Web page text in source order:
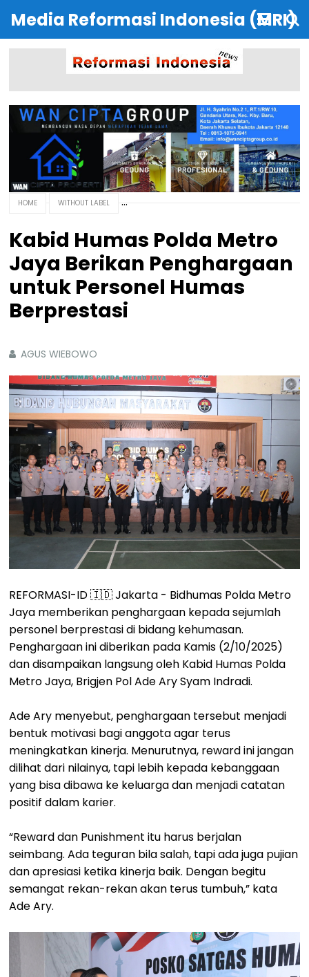
Media Reformasi Indonesia (MRI)
HOME WITHOUT LABEL
Kabid Humas Polda Metro
Jaya Berikan Penghargaan
untuk Personel Humas
Berprestasi
AGUS WIEBOWO
REFORMASI-ID 🇮🇩 Jakarta - Bidhumas Polda Metro
Jaya memberikan penghargaan kepada sejumlah
personel berprestasi di bidang kehumasan.
Penghargaan ini diberikan pada Kamis (2/10/2025)
dan disampaikan langsung oleh Kabid Humas Polda
Metro Jaya, Brigjen Pol Ade Ary Syam Indradi.
Ade Ary menyebut, penghargaan tersebut menjadi
bentuk motivasi bagi anggota agar terus
meningkatkan kinerja. Menurutnya, reward ini jangan
dilihat dari nilainya, tapi lebih kepada kebanggaan
yang bisa dibawa ke keluarga dan menjadi catatan
positif dalam karier.
“Reward dan Punishment itu harus berjalan
seimbang. Ada teguran bila salah, tapi ada juga pujian
dan apresiasi ketika kinerja baik. Dengan begitu
semangat rekan-rekan akan terus tumbuh,” kata
Ade Ary.